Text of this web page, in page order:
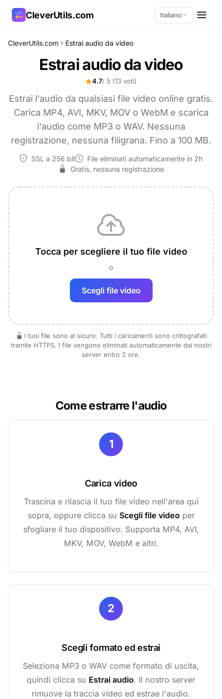
CleverUtils.com Italiano
CleverUtils.com Estrai audio da video
Estrai audio da video
4.7/ 5 (13 voti)
Estrai l'audio da qualsiasi file video online gratis.
Carica MP4, AVI, MKV, MOV o WebM e scarica
l'audio come MP3 o WAV. Nessuna
registrazione, nessuna filigrana. Fino a 100 MB.
SSL a 256 bit
File eliminati automaticamente in 2h
Gratis, nessuna registrazione
Tocca per scegliere il tuo file video
o
Scegli file video
I tuoi file sono al sicuro. Tutti i caricamenti sono crittografati
tramite HTTPS. I file vengono eliminati automaticamente dai nostri
server entro 2 ore.
Come estrarre l'audio
1
Carica video
Trascina e rilascia il tuo file video nell'area qui
sopra, oppure clicca su Scegli file video per
sfogliare il tuo dispositivo. Supporta MP4, AVI,
MKV, MOV, WebM e altri.
2
Scegli formato ed estrai
Seleziona MP3 o WAV come formato di uscita,
quindi clicca su Estrai audio. Il nostro server
rimuove la traccia video ed estrae l'audio.
Copia link